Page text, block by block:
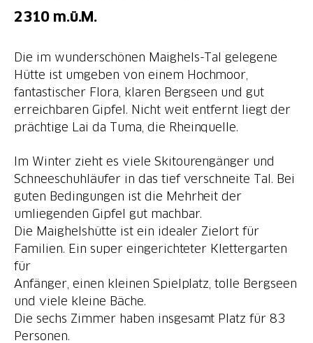
2310 m.ü.M.
Die im wunderschönen Maighels-Tal gelegene
Hütte ist umgeben von einem Hochmoor,
fantastischer Flora, klaren Bergseen und gut
erreichbaren Gipfel. Nicht weit entfernt liegt der
Im Winter zieht es viele Skitourengänger und
Schneeschuhläufer in das tief verschneite Tal. Bei
guten Bedingungen ist die Mehrheit der
umliegenden Gipfel gut machbar.
Die Maighelshütte ist ein idealer Zielort für
Familien. Ein super eingerichteter Klettergarten
für
Anfänger, einen kleinen Spielplatz, tolle Bergseen
und viele kleine Bäche.
Die sechs Zimmer haben insgesamt Platz für 83
Personen.